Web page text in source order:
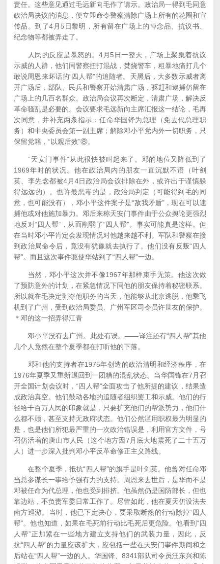
责任。这些意见通过毛远新向毛作了请示。政治局一得到毛同意
政治局决议的消息，便立即命令警察清除广场上所有的花圈和宣
传品。到了4月5日黎明，所有留在广场上的悼念品、抗议书、
纪念物等都被弄走了。
人民的反应是暴怒的。4月5日一整天，广场上聚集着抗议
示威的人群，他们同警察扭打混战，焚烧警车，粗暴地痛打几个
敢说周恩来坏话的“四人帮”的追随者。天黑后，大多数示威者离
开广场后，部队、民兵和警察开始清肃广场，驱赶和逮捕仍留在
广场上的几百名群众。政治局会议再次断定，清肃广场，解决反
革命骚乱是必要的。会议要求毛远新向主席汇报这一结论，毛再
次同意，并补充两条指示：任命华国锋为总理（免去代总理职
务）和中央委员会第一副主席；解除邓小平党内外一切职务，只
保留党籍，“以观后效”⑧。
“天安门事件”从此很快被叫起来了。邓的地位又降低到了
1969年时的状况。他在政治局内的朋友一直沉默不语（叶剑
英、李先念都被4月4日政治局会议排除在外，或许出于谨慎躲
得远远的）。也许最恶毒的是，政治局判定（可能得到毛的同
意，也可能没有），邓小平这件案子是“敌我矛盾”，现在可以逮
捕他或对他施加暴力。邓后来称天安门事件由于公众舆论更强烈
地反对“四人帮”，从而削弱了“四人帮”。事实可能真是这样。但
在当时邓小平肯定会发现情况对他越来越不利。军队和警察在接
到政治局命令后，竟没有犹豫就去执行了。他们没有反叛“四人
帮”。而且这次事件驱使华站到了“四人帮”一边。
当然，邓小平这次并不像1967年那样束手无策。他这次做
了预防意外的计划，在紧急情况下同他的朋友保持着秘密联系。
所以就在毛决定剥夺他职务的当天，他能够从北京逃脱，他乘飞
机到了广州，受到政治局委员、广州军区司令员许世友的保护。
＊邓的这一招弄得江青
邓小平没有去广州。此处有误。——译注还有“四人帮”其他
几个人竟然在整个夏季都在打听他的下落。
邓和他的支持者在1975年创造的政治清明和经济秩序，在
1976年夏季又重新退回到一团糟的混乱状态。当华国锋在7月召
开全国计划会议时，“四人帮”全面攻击了他所提的建议，结果造
成政治真空。他们鼓动各地的追随者组织罢工和示威。他们的行
径给干百万人民的印象就是，只要扩充他们的帮派势力，他们什
么都不顾，甚至支持无政府状态。他们公然滥用职权最为明显的
是，也是他们所犯最严重的一次政治错误是，利用官方文件，号
召仍活着的唐山市人民（这个地方因7月底大地震死了二十五万
人）进一步深入批判邓小平反革命修正主义路线。
在整个夏季，抵抗“四人帮”的旗手是叶剑英。他曾对任命邓
当总参谋长一事给予强有力的支持。周恩来去世后，是华而不是
邓被任命为代总理，他也受到排挤。他虽然仍是国防部长，但也
靠边站，不负责军委日常工作了。尽管如此，他在夏天仍设法去
南方巡游。当时，他已下定决心，要采取断然的行动除掉“四人
帮”。他也知道，如果在毛死前行动比毛死后更危险。他看到“四
人帮”正加紧在一些地方建立支持他们的武装力量，因此，反
抗“四人帮”的力量应该扩大，应包括一些在天安门事件期间和之
后站在“四人帮”一边的人。华国锋、8341部队司令员汪东兴和陈